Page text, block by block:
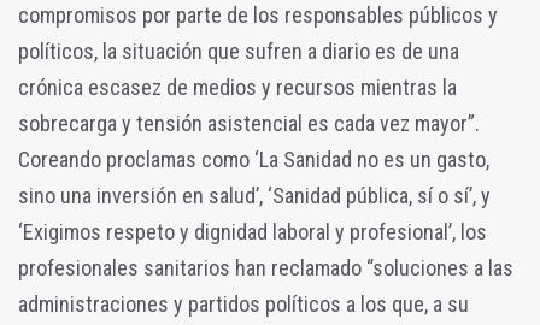
compromisos por parte de los responsables públicos y
políticos, la situación que sufren a diario es de una
crónica escasez de medios y recursos mientras la
sobrecarga y tensión asistencial es cada vez mayor”.
Coreando proclamas como ‘La Sanidad no es un gasto,
sino una inversión en salud’, ‘Sanidad pública, sí o sí’, y
‘Exigimos respeto y dignidad laboral y profesional’, los
profesionales sanitarios han reclamado “soluciones a las
administraciones y partidos políticos a los que, a su